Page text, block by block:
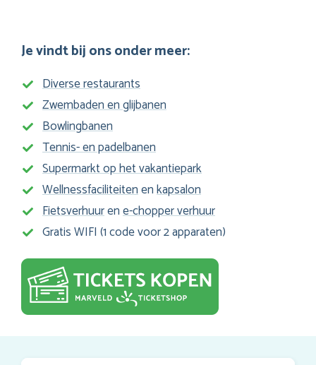
Je vindt bij ons onder meer:
Diverse restaurants
Zwembaden en glijbanen
Bowlingbanen
Tennis- en padelbanen
Supermarkt op het vakantiepark
Wellnessfaciliteitenenkapsalon
Fietsverhuurene-chopper verhuur
Gratis WIFI (1 code voor 2 apparaten)